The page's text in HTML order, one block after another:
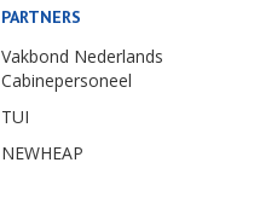
PARTNERS
Vakbond Nederlands
Cabinepersoneel
TUI
NEWHEAP